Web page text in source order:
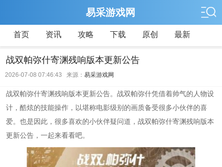
易采游戏网
首页 资讯 攻略 下载 原创 最新
战双帕弥什寄渊残响版本更新公告
2026-07-08 07:46:43 来源： 易采游戏网
战双帕弥什寄渊残响版本更新公告。战双帕弥什凭借着帅气的人物设
计，酷炫的技能操作，以堪称电影级别的画质备受很多小伙伴的喜
爱。也是因此，很多喜欢的小伙伴疑问道，战双帕弥什寄渊残响版本
更新公告，一起来看看吧。